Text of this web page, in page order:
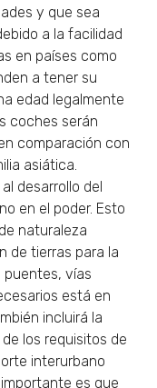
y que sea
a la facilidad
en países como
a tener su
edad legalmente
coches serán
comparación con
asiática.
desarrollo del
en el poder. Esto
naturaleza
de tierras para la
vías
está en
incluirá la
los requisitos de
interurbano
es que